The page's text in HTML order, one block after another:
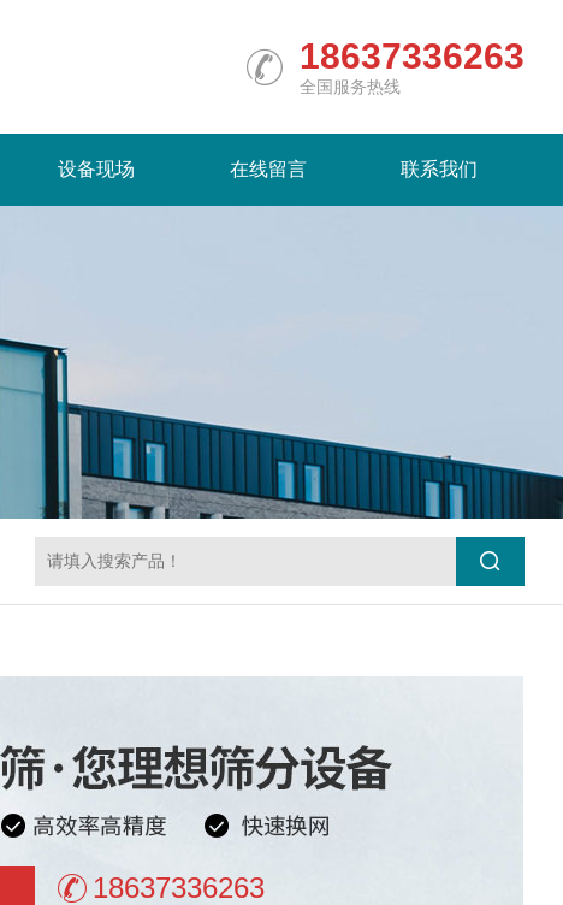
18637336263
全国服务热线
设备现场 在线留言 联系我们
18637336263